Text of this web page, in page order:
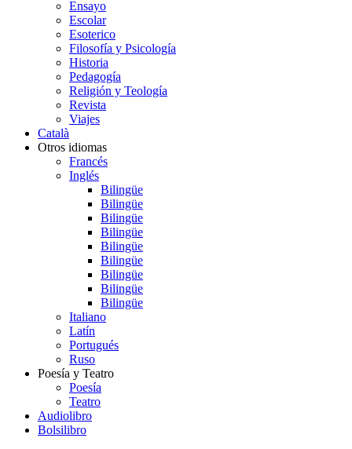
Ensayo
Escolar
Esoterico
Filosofía y Psicología
Historia
Pedagogía
Religión y Teología
Revista
Viajes
Català
Otros idiomas
Francés
Inglés
Bilingüe
Bilingüe
Bilingüe
Bilingüe
Bilingüe
Bilingüe
Bilingüe
Bilingüe
Bilingüe
Italiano
Latín
Portugués
Ruso
Poesía y Teatro
Poesía
Teatro
Audiolibro
Bolsilibro